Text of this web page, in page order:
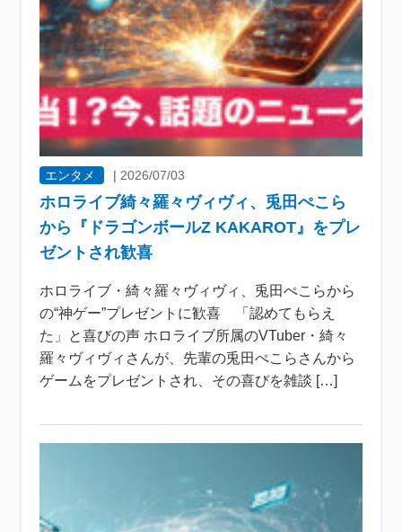
エンタメ | 2026/07/03
ホロライブ綺々羅々ヴィヴィ、兎田ぺこら
から『ドラゴンボールZ KAKAROT』をプレ
ゼントされ歓喜
ホロライブ・綺々羅々ヴィヴィ、兎田ぺこらから
の“神ゲー”プレゼントに歓喜 「認めてもらえ
た」と喜びの声 ホロライブ所属のVTuber・綺々
羅々ヴィヴィさんが、先輩の兎田ぺこらさんから
ゲームをプレゼントされ、その喜びを雑談 […]